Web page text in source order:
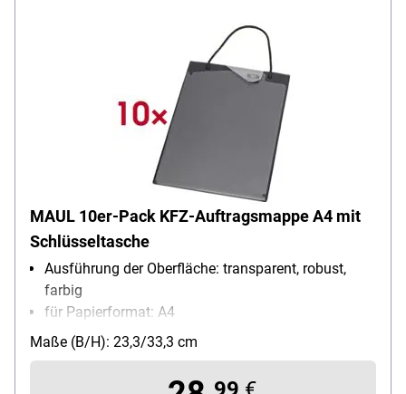
MAUL 10er-Pack KFZ-Auftragsmappe A4 mit
Schlüsseltasche
Ausführung der Oberfläche: transparent, robust,
farbig
für Papierformat: A4
Material: Karton mit Folienüberzug
Inhalt pro Pack: 10 Stück
Maße (B/H): 23,3/33,3 cm